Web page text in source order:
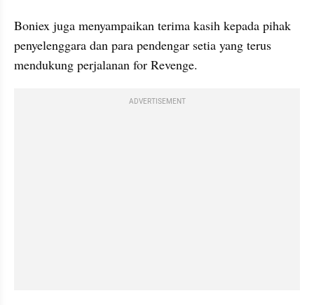
Boniex juga menyampaikan terima kasih kepada pihak
penyelenggara dan para pendengar setia yang terus
mendukung perjalanan for Revenge.
ADVERTISEMENT